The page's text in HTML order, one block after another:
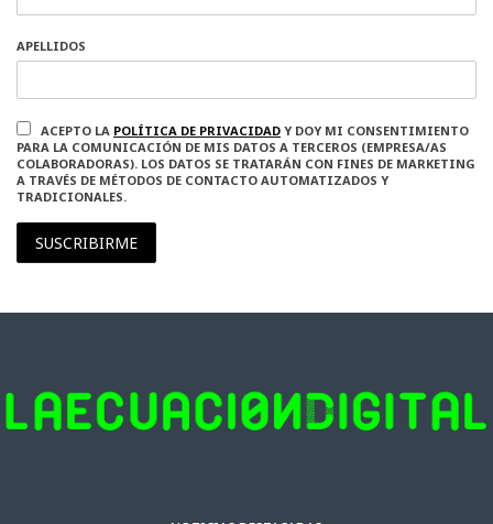
APELLIDOS
ACEPTO LA POLÍTICA DE PRIVACIDAD Y DOY MI CONSENTIMIENTO
PARA LA COMUNICACIÓN DE MIS DATOS A TERCEROS (EMPRESA/AS
COLABORADORAS). LOS DATOS SE TRATARÁN CON FINES DE MARKETING
A TRAVÉS DE MÉTODOS DE CONTACTO AUTOMATIZADOS Y
TRADICIONALES.
SUSCRIBIRME